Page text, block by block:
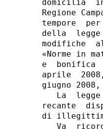
domicilia
Regione
tempore
della  legge
modifiche
«Norme in
e  bonifica
aprile
giugno
La
recante
di
Va